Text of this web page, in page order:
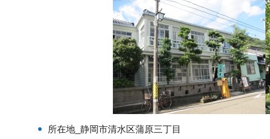
所在地_静岡市清水区蒲原三丁目